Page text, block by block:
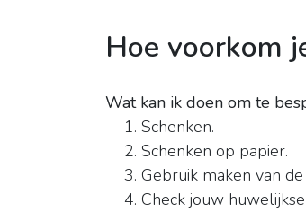
Hoe voorkom
Wat kan ik doen om te
Schenken.
Schenken op papier.
Gebruik maken van
Check jouw